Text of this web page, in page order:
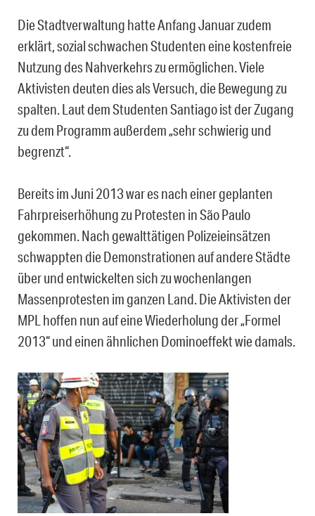
Die Stadtverwaltung hatte Anfang Januar zudem
erklärt, sozial schwachen Studenten eine kostenfreie
Nutzung des Nahverkehrs zu ermöglichen. Viele
Aktivisten deuten dies als Versuch, die Bewegung zu
spalten. Laut dem Studenten Santiago ist der Zugang
zu dem Programm außerdem „sehr schwierig und
begrenzt“.
Bereits im Juni 2013 war es nach einer geplanten
Fahrpreiserhöhung zu Protesten in São Paulo
gekommen. Nach gewalttätigen Polizeieinsätzen
schwappten die Demonstrationen auf andere Städte
über und entwickelten sich zu wochenlangen
Massenprotesten im ganzen Land. Die Aktivisten der
MPL hoffen nun auf eine Wiederholung der „Formel
2013“ und einen ähnlichen Dominoeffekt wie damals.